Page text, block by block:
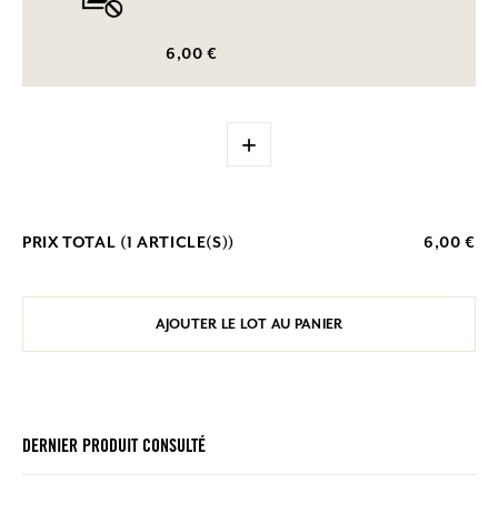
6,00 €
+
PRIX TOTAL (1 ARTICLE(S)) 6,00 €
AJOUTER LE LOT AU PANIER
DERNIER PRODUIT CONSULTÉ